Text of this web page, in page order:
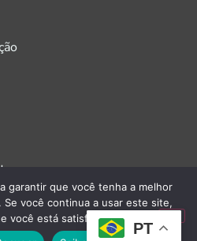
Todos os direitos reservados
PT
garantir que você tenha a melhor
você continua a usar este site,
você está satisfeito.